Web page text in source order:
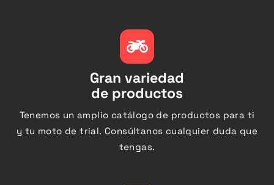
Gran variedad
de productos
Tenemos un amplio catálogo de productos para ti
y tu moto de trial. Consúltanos cualquier duda que
tengas.